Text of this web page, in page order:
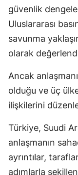
güvenlik
Uluslararası
savunma
olarak
Ancak
olduğu ve üç
ilişkilerini
Türkiye, Suudi
anlaşmanın
ayrıntılar,
adımlarla